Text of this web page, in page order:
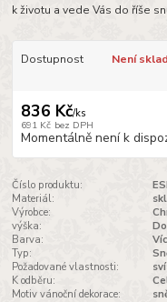
k životu a vede Vás do říše
Dostupnost Není
836 Kč/ks
691 Kč bez DPH
Momentálně není k
Číslo produktu:
Materiál:
Výrobce:
výška:
Barva:
Typ:
Požadované vlastnosti:
K odběru:
Motiv vánoční dekorace: